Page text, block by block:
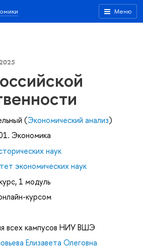
Меню
(Экономический анализ)
Экономика
наук
экономических наук
1 модуль
курсом
всех кампусов НИУ ВШЭ
Елизавета Олеговна